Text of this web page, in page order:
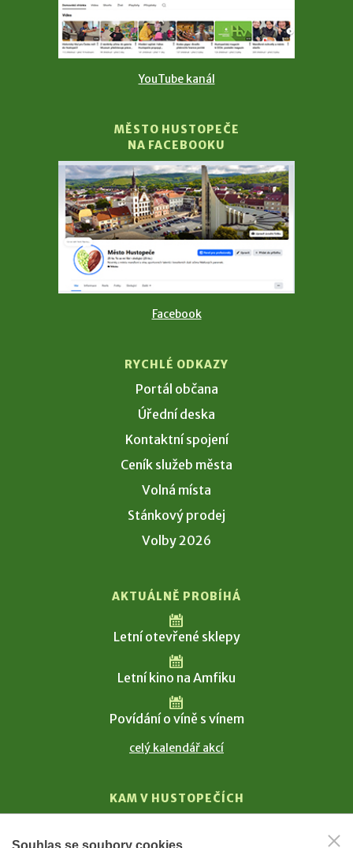
YouTube kanál
MĚSTO HUSTOPEČE
NA FACEBOOKU
Facebook
RYCHLÉ ODKAZY
Portál občana
Úřední deska
Kontaktní spojení
Ceník služeb města
Volná místa
Stánkový prodej
Volby 2026
AKTUÁLNĚ PROBÍHÁ
Letní otevřené sklepy
Letní kino na Amfiku
Povídání o víně s vínem
celý kalendář akcí
KAM V HUSTOPEČÍCH
Souhlas se soubory cookies